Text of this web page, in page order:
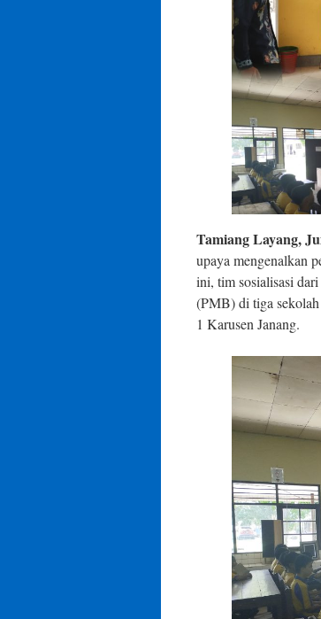
Tamiang Layang,
upaya mengenalkan
ini, tim sosialisasi
(PMB) di tiga
1 Karusen Janang.